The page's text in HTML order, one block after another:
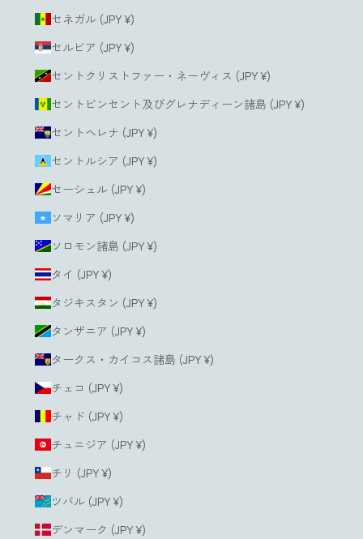
セネガル (JPY ¥)
セルビア (JPY ¥)
セントクリストファー・ネーヴィス (JPY ¥)
セントビンセント及びグレナディーン諸島 (JPY ¥)
セントヘレナ (JPY ¥)
セントルシア (JPY ¥)
セーシェル (JPY ¥)
ソマリア (JPY ¥)
ソロモン諸島 (JPY ¥)
タイ (JPY ¥)
タジキスタン (JPY ¥)
タンザニア (JPY ¥)
タークス・カイコス諸島 (JPY ¥)
チェコ (JPY ¥)
チャド (JPY ¥)
チュニジア (JPY ¥)
チリ (JPY ¥)
ツバル (JPY ¥)
デンマーク (JPY ¥)